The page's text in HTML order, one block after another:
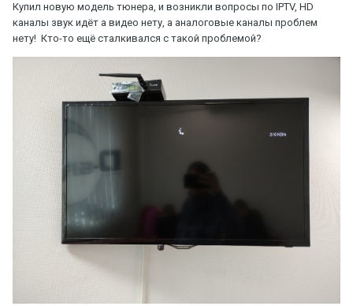
Купил новую модель тюнера, и возникли вопросы по IPTV, HD
каналы звук идёт а видео нету, а аналоговые каналы проблем
нету! Кто-то ещё сталкивался с такой проблемой?